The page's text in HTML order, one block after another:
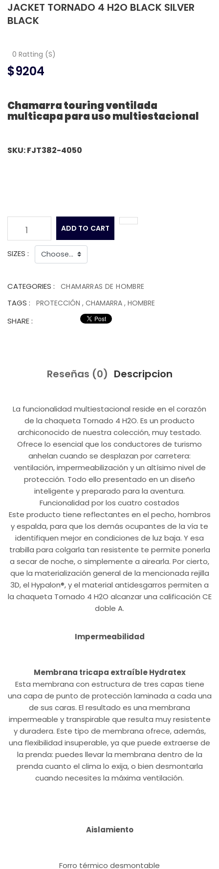
JACKET TORNADO 4 H2O BLACK SILVER
BLACK
0 Ratting (S)
$9204
Chamarra touring ventilada
multicapa para uso multiestacional
SKU: FJT382-4050
1 ADD TO CART
SIZES :
CATEGORIES : CHAMARRAS DE HOMBRE
TAGS : PROTECCIÓN , CHAMARRA , HOMBRE
SHARE :
Reseñas (0) Descripcion
La funcionalidad multiestacional reside en el corazón
de la chaqueta Tornado 4 H2O. Es un producto
archiconocido de nuestra colección, muy testado.
Ofrece lo esencial que los conductores de turismo
anhelan cuando se desplazan por carretera:
ventilación, impermeabilización y un altísimo nivel de
protección. Todo ello presentado en un diseño
inteligente y preparado para la aventura.
Funcionalidad por los cuatro costados
Este producto tiene reflectantes en el pecho, hombros
y espalda, para que los demás ocupantes de la vía te
identifiquen mejor en condiciones de luz baja. Y esa
trabilla para colgarla tan resistente te permite ponerla
a secar de noche, o simplemente a airearla. Por cierto,
que la materialización general de la mencionada rejilla
3D, el Hypalon®, y el material antidesgarros permiten a
la chaqueta Tornado 4 H2O alcanzar una calificación CE
doble A.
Impermeabilidad
Membrana tricapa extraíble Hydratex
Esta membrana con estructura de tres capas tiene
una capa de punto de protección laminada a cada una
de sus caras. El resultado es una membrana
impermeable y transpirable que resulta muy resistente
y duradera. Este tipo de membrana ofrece, además,
una flexibilidad insuperable, ya que puede extraerse de
la prenda: puedes llevar la membrana dentro de la
prenda cuanto el clima lo exija, o bien desmontarla
cuando necesites la máxima ventilación.
Aislamiento
Forro térmico desmontable